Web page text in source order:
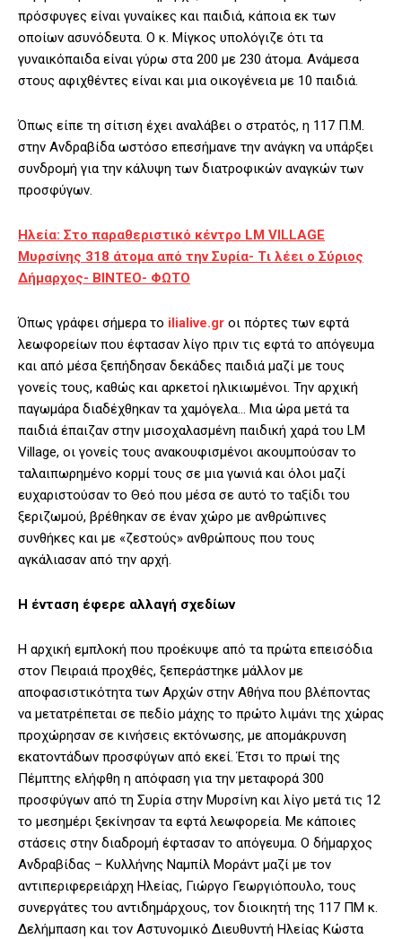
πρόσφυγες είναι γυναίκες και παιδιά, κάποια εκ των
οποίων ασυνόδευτα. Ο κ. Μίγκος υπολόγιζε ότι τα
γυναικόπαιδα είναι γύρω στα 200 με 230 άτομα. Ανάμεσα
στους αφιχθέντες είναι και μια οικογένεια με 10 παιδιά.
Όπως είπε τη σίτιση έχει αναλάβει ο στρατός, η 117 Π.Μ.
στην Ανδραβίδα ωστόσο επεσήμανε την ανάγκη να υπάρξει
συνδρομή για την κάλυψη των διατροφικών αναγκών των
προσφύγων.
Ηλεία: Στο παραθεριστικό κέντρο LM VILLAGE
Μυρσίνης 318 άτομα από την Συρία- Tι λέει ο Σύριος
Δήμαρχος- ΒΙΝΤΕΟ- ΦΩΤΟ
Όπως γράφει σήμερα το ilialive.gr oι πόρτες των εφτά
λεωφορείων που έφτασαν λίγο πριν τις εφτά το απόγευμα
και από μέσα ξεπήδησαν δεκάδες παιδιά μαζί με τους
γονείς τους, καθώς και αρκετοί ηλικιωμένοι. Την αρχική
παγωμάρα διαδέχθηκαν τα χαμόγελα… Μια ώρα μετά τα
παιδιά έπαιζαν στην μισοχαλασμένη παιδική χαρά του LM
Village, οι γονείς τους ανακουφισμένοι ακουμπούσαν το
ταλαιπωρημένο κορμί τους σε μια γωνιά και όλοι μαζί
ευχαριστούσαν το Θεό που μέσα σε αυτό το ταξίδι του
ξεριζωμού, βρέθηκαν σε έναν χώρο με ανθρώπινες
συνθήκες και με «ζεστούς» ανθρώπους που τους
αγκάλιασαν από την αρχή.
Η ένταση έφερε αλλαγή σχεδίων
Η αρχική εμπλοκή που προέκυψε από τα πρώτα επεισόδια
στον Πειραιά προχθές, ξεπεράστηκε μάλλον με
αποφασιστικότητα των Αρχών στην Αθήνα που βλέποντας
να μετατρέπεται σε πεδίο μάχης το πρώτο λιμάνι της χώρας
προχώρησαν σε κινήσεις εκτόνωσης, με απομάκρυνση
εκατοντάδων προσφύγων από εκεί. Έτσι το πρωί της
Πέμπτης ελήφθη η απόφαση για την μεταφορά 300
προσφύγων από τη Συρία στην Μυρσίνη και λίγο μετά τις 12
το μεσημέρι ξεκίνησαν τα εφτά λεωφορεία. Με κάποιες
στάσεις στην διαδρομή έφτασαν το απόγευμα. Ο δήμαρχος
Ανδραβίδας – Κυλλήνης Ναμπίλ Μοράντ μαζί με τον
αντιπεριφερειάρχη Ηλείας, Γιώργο Γεωργιόπουλο, τους
συνεργάτες του αντιδημάρχους, τον διοικητή της 117 ΠΜ κ.
Δελήμπαση και τον Αστυνομικό Διευθυντή Ηλείας Κώστα